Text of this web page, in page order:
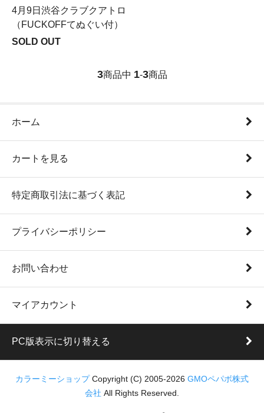
4月9日渋谷クラブクアトロ
（FUCKOFFてぬぐい付）
SOLD OUT
3商品中 1-3商品
ホーム
カートを見る
特定商取引法に基づく表記
プライバシーポリシー
お問い合わせ
マイアカウント
PC版表示に切り替える
カラーミーショップ Copyright (C) 2005-2026 GMOペパボ株式
会社 All Rights Reserved.